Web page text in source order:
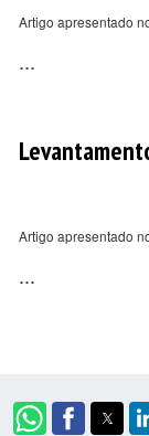
Artigo apresentado
...
Artigo apresentado
...